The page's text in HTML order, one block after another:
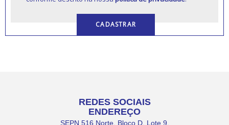
REDES SOCIAIS
ENDEREÇO
SEPN 516 Norte, Bloco D, Lote 9,